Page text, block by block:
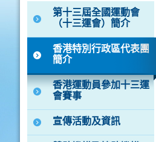
按“Tab”進入菜單
第十三屆全國運動會
（十三運會）簡介
香港特別行政區代表團
簡介
香港運動員參加十三運
會賽事
宣傳活動及資訊